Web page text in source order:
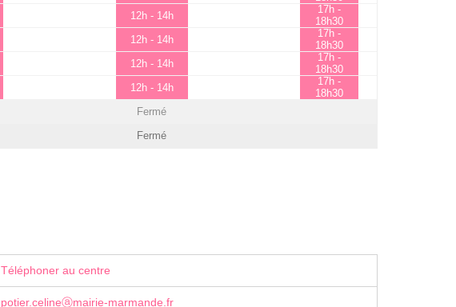
12h - 14h
17h -
18h30
12h - 14h
17h -
18h30
12h - 14h
17h -
18h30
12h - 14h
17h -
18h30
Fermé
Fermé
Téléphoner au centre
potier.celineⓐmairie-marmande.fr